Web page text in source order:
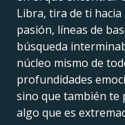
Libra, tira de ti hacia
pasión, líneas de
búsqueda
núcleo mismo de
profundidades
sino que también te
algo que es